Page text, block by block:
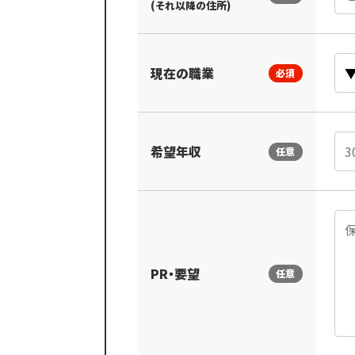
(それ以降の住所)
現在の職業 必須
希望年収 任意
PR・要望 任意